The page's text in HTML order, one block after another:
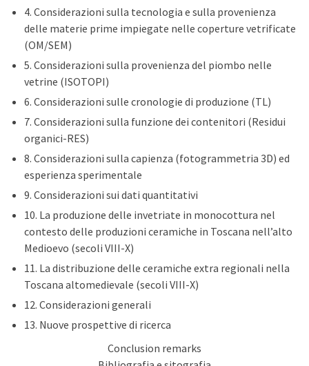
4. Considerazioni sulla tecnologia e sulla provenienza
delle materie prime impiegate nelle coperture vetrificate
(OM/SEM)
5. Considerazioni sulla provenienza del piombo nelle
vetrine (ISOTOPI)
6. Considerazioni sulle cronologie di produzione (TL)
7. Considerazioni sulla funzione dei contenitori (Residui
organici-RES)
8. Considerazioni sulla capienza (fotogrammetria 3D) ed
esperienza sperimentale
9. Considerazioni sui dati quantitativi
10. La produzione delle invetriate in monocottura nel
contesto delle produzioni ceramiche in Toscana nell’alto
Medioevo (secoli VIII-X)
11. La distribuzione delle ceramiche extra regionali nella
Toscana altomedievale (secoli VIII-X)
12. Considerazioni generali
13. Nuove prospettive di ricerca
Conclusion remarks